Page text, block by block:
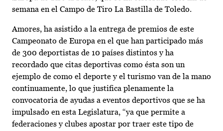
semana en el Campo de Tiro La Bastilla de Toledo.
Amores, ha asistido a la entrega de premios de este
Campeonato de Europa en el que han participado más
de 300 deportistas de 10 países distintos y ha
recordado que citas deportivas como ésta son un
ejemplo de como el deporte y el turismo van de la mano
continuamente, lo que justifica plenamente la
convocatoria de ayudas a eventos deportivos que se ha
impulsado en esta Legislatura, “ya que permite a
federaciones y clubes apostar por traer este tipo de